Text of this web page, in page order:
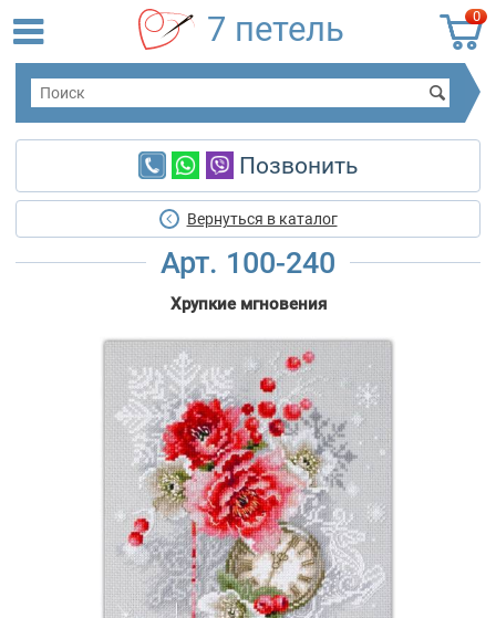
0
7 петель
Позвонить
Вернуться в каталог
Арт. 100-240
Хрупкие мгновения